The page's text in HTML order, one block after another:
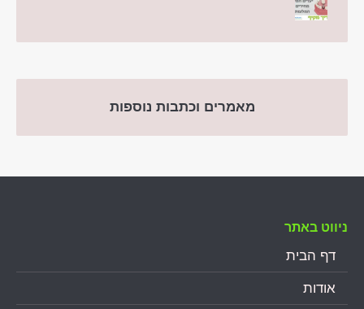
מאמרים וכתבות נוספות
ניווט באתר
דף הבית
אודות